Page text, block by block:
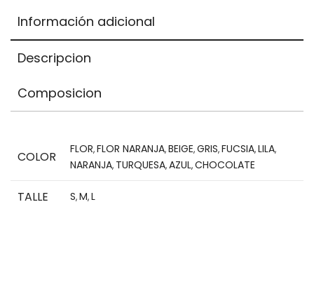
Información adicional
Descripcion
Composicion
COLOR FLOR,FLOR NARANJA,BEIGE,GRIS,FUCSIA,LILA,
NARANJA, TURQUESA,AZUL,CHOCOLATE
TALLE S,M,L